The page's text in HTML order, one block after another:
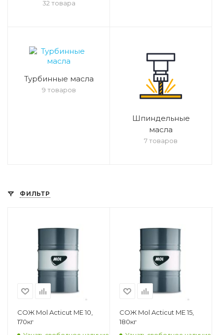
32 товара
Турбинные масла
9 товаров
Шпиндельные
масла
7 товаров
ФИЛЬТР
СОЖ Mol Acticut ME 10,
170кг
СОЖ Mol Acticut ME 15,
180кг